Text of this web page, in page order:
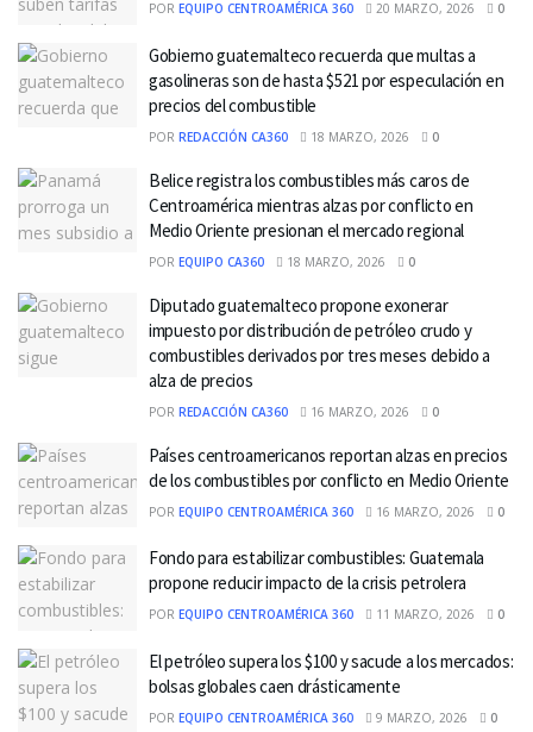
POR EQUIPO CENTROAMÉRICA 360 20 MARZO, 2026 0
Gobierno guatemalteco recuerda que multas a
gasolineras son de hasta $521 por especulación en
precios del combustible
POR REDACCIÓN CA360 18 MARZO, 2026 0
Belice registra los combustibles más caros de
Centroamérica mientras alzas por conflicto en
Medio Oriente presionan el mercado regional
POR EQUIPO CA360 18 MARZO, 2026 0
Diputado guatemalteco propone exonerar
impuesto por distribución de petróleo crudo y
combustibles derivados por tres meses debido a
alza de precios
POR REDACCIÓN CA360 16 MARZO, 2026 0
Países centroamericanos reportan alzas en precios
de los combustibles por conflicto en Medio Oriente
POR EQUIPO CENTROAMÉRICA 360 16 MARZO, 2026 0
Fondo para estabilizar combustibles: Guatemala
propone reducir impacto de la crisis petrolera
POR EQUIPO CENTROAMÉRICA 360 11 MARZO, 2026 0
El petróleo supera los $100 y sacude a los mercados:
bolsas globales caen drásticamente
POR EQUIPO CENTROAMÉRICA 360 9 MARZO, 2026 0